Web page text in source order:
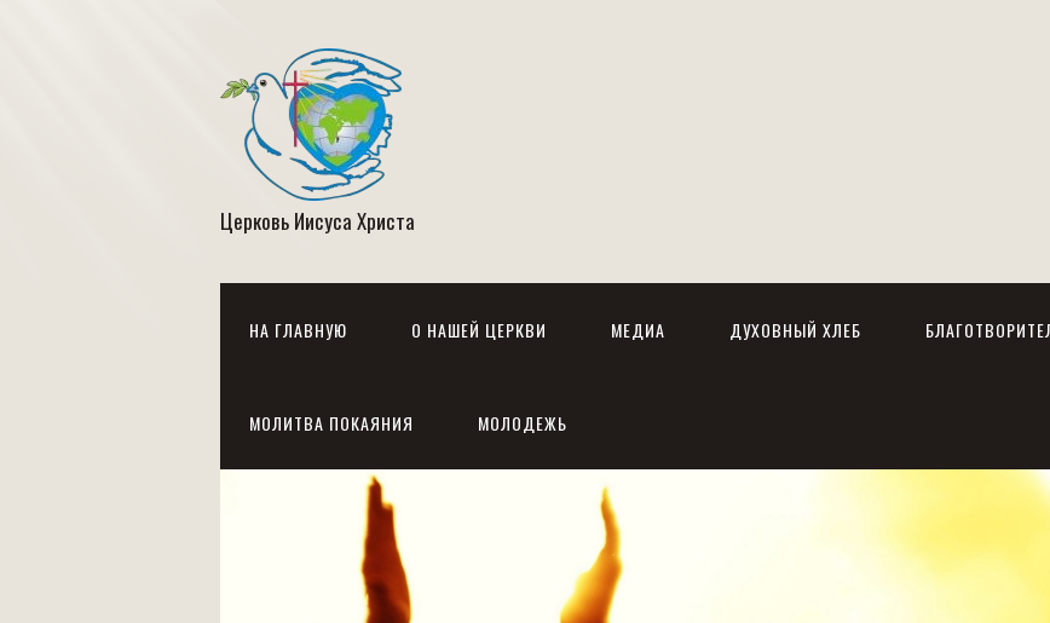
Церковь Иисуса Христа
НА ГЛАВНУЮ О НАШЕЙ ЦЕРКВИ МЕДИА ДУХОВНЫЙ ХЛЕБ
МОЛИТВА ПОКАЯНИЯ МОЛОДЕЖЬ